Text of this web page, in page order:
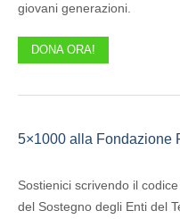
giovani generazioni.
DONA ORA!
5×1000 alla Fondazione
Sostienici scrivendo il
del Sostegno degli Enti del